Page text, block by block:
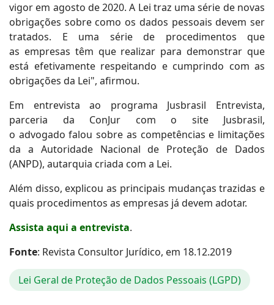
vigor em agosto de 2020. A Lei traz uma série de novas
obrigações sobre como os dados pessoais devem ser
tratados. E uma série de procedimentos que
as empresas têm que realizar para demonstrar que
está efetivamente respeitando e cumprindo com as
obrigações da Lei", afirmou.
Em entrevista ao programa Jusbrasil Entrevista,
parceria da ConJur com o site Jusbrasil,
o advogado falou sobre as competências e limitações
da a Autoridade Nacional de Proteção de Dados
(ANPD), autarquia criada com a Lei.
Além disso, explicou as principais mudanças trazidas e
quais procedimentos as empresas já devem adotar.
Assista aqui a entrevista.
Fonte: Revista Consultor Jurídico, em 18.12.2019
Lei Geral de Proteção de Dados Pessoais (LGPD)